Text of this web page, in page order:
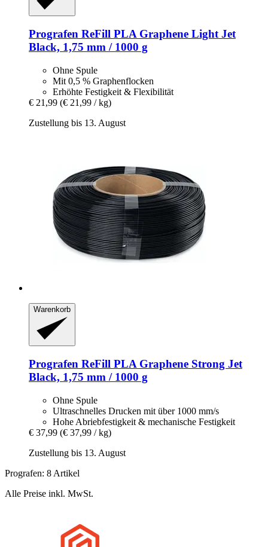
Prografen ReFill PLA Graphene Light Jet
Black, 1,75 mm / 1000 g
Ohne Spule
Mit 0,5 % Graphenflocken
Erhöhte Festigkeit & Flexibilität
€ 21,99 (€ 21,99 / kg)
Zustellung bis 13. August
Warenkorb
Prografen ReFill PLA Graphene Strong Jet
Black, 1,75 mm / 1000 g
Ohne Spule
Ultraschnelles Drucken mit über 1000 mm/s
Hohe Abriebfestigkeit & mechanische Festigkeit
€ 37,99 (€ 37,99 / kg)
Zustellung bis 13. August
Prografen: 8 Artikel
Alle Preise inkl. MwSt.